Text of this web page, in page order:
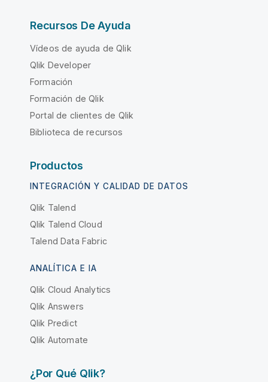
Recursos De Ayuda
Vídeos de ayuda de Qlik
Qlik Developer
Formación
Formación de Qlik
Portal de clientes de Qlik
Biblioteca de recursos
Productos
INTEGRACIÓN Y CALIDAD DE DATOS
Qlik Talend
Qlik Talend Cloud
Talend Data Fabric
ANALÍTICA E IA
Qlik Cloud Analytics
Qlik Answers
Qlik Predict
Qlik Automate
¿Por Qué Qlik?